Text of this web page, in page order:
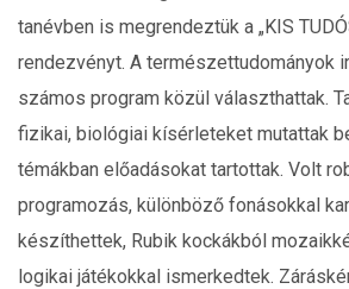
tanévben is megrendeztük a „KIS
rendezvényt. A természettudományok
számos program közül választhattak.
fizikai, biológiai kísérleteket mutattak
témákban előadásokat tartottak. Volt
programozás, különböző fonásokkal
készíthettek, Rubik kockákból
logikai játékokkal ismerkedtek.